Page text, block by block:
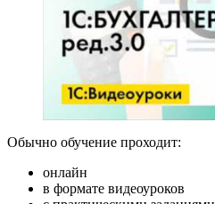
Обычно обучение проходит:
онлайн
в формате видеоуроков